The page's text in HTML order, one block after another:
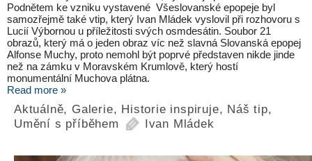
Podnětem ke vzniku vystavené Všeslovanské epopeje byl
samozřejmě také vtip, který Ivan Mládek vyslovil při rozhovoru s
Lucií Výbornou u příležitosti svých osmdesátin. Soubor 21
obrazů, který má o jeden obraz víc než slavná Slovanská epopej
Alfonse Muchy, proto nemohl být poprvé představen nikde jinde
než na zámku v Moravském Krumlově, který hostí
monumentální Muchova plátna.
Read more »
Aktuálně, Galerie, Historie inspiruje, Náš tip,
Umění s příběhem
Ivan Mládek